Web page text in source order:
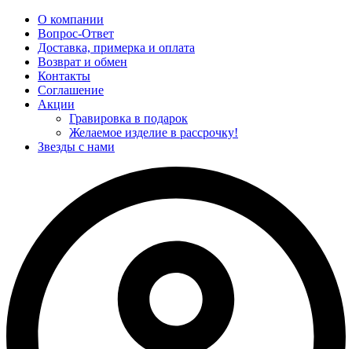
О компании
Вопрос-Ответ
Доставка, примерка и оплата
Возврат и обмен
Контакты
Соглашение
Акции
Гравировка в подарок
Желаемое изделие в рассрочку!
Звезды с нами